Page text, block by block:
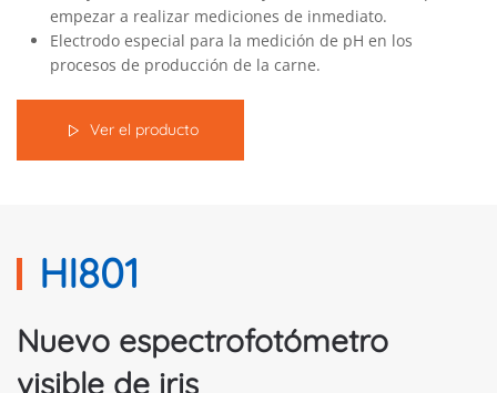
empezar a realizar mediciones de inmediato.
Electrodo especial para la medición de pH en los
procesos de producción de la carne.
Ver el producto
HI801
Nuevo espectrofotómetro
visible de iris